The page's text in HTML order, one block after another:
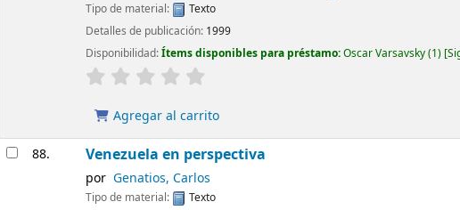
Tipo de material:
Texto
Detalles de publicación: 1999
Disponibilidad:Ítems disponibles para préstamo:Oscar Varsavsky(1)
Agregar al carrito
88. Venezuela en perspectiva
por Genatios, Carlos
Tipo de material:
Texto